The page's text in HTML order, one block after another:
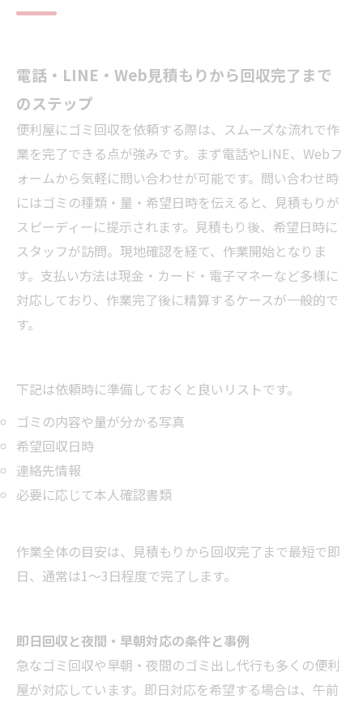
電話・LINE・Web見積もりから回収完了まで
のステップ
便利屋にゴミ回収を依頼する際は、スムーズな流れで作
業を完了できる点が強みです。まず電話やLINE、Webフ
ォームから気軽に問い合わせが可能です。問い合わせ時
にはゴミの種類・量・希望日時を伝えると、見積もりが
スピーディーに提示されます。見積もり後、希望日時に
スタッフが訪問。現地確認を経て、作業開始となりま
す。支払い方法は現金・カード・電子マネーなど多様に
対応しており、作業完了後に精算するケースが一般的で
す。
下記は依頼時に準備しておくと良いリストです。
ゴミの内容や量が分かる写真
希望回収日時
連絡先情報
必要に応じて本人確認書類
作業全体の目安は、見積もりから回収完了まで最短で即
日、通常は1〜3日程度で完了します。
即日回収と夜間・早朝対応の条件と事例
急なゴミ回収や早朝・夜間のゴミ出し代行も多くの便利
屋が対応しています。即日対応を希望する場合は、午前